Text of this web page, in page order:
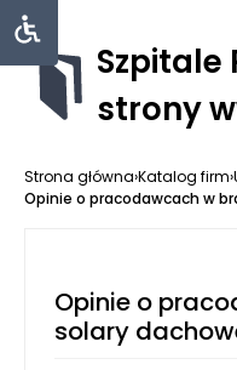
Szpitale
strony
Strona główna›Katalog firm›
Opinie o pracodawcach w
Opinie o
solary